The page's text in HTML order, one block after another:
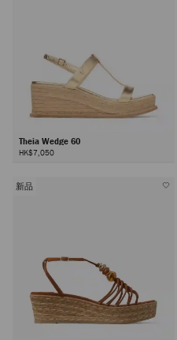
Theia Wedge 60
HK$7,050
新品